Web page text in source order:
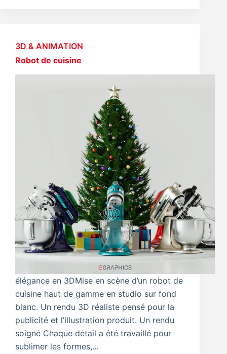
3D & ANIMATION
Robot de cuisine
élégance en 3DMise en scène d’un robot de
cuisine haut de gamme en studio sur fond
blanc. Un rendu 3D réaliste pensé pour la
publicité et l’illustration produit. Un rendu
soigné Chaque détail a été travaillé pour
sublimer les formes,…